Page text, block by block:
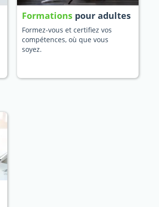
Formations pour adultes
Formez-vous et certifiez vos
compétences, où que vous
soyez.